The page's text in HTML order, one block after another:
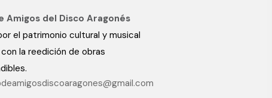
Amigos del Disco Aragonés
el patrimonio cultural y musical
la reedición de obras